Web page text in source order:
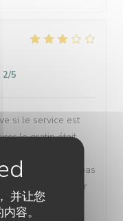
并让您
容。
2/5
si le service est
le gratin était
à un pavé
Je ne pense pas
Bon courage pour